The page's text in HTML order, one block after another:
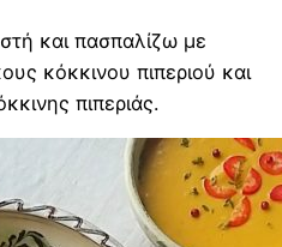
και πασπαλίζω με
κόκκινου πιπεριού και
πιπεριάς.